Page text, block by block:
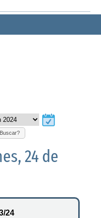
24 de
24